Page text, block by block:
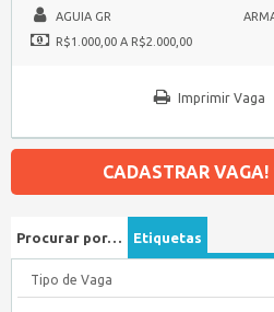
AGUIA GR
R$1.000,00 A R$2.000,00
Imprimir Vaga
CADASTRAR VAGA!
Procurar por… Etiquetas
Tipo de Vaga